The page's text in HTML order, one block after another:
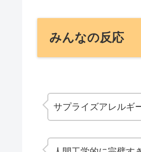
みんなの反応
サプライズアレルギ